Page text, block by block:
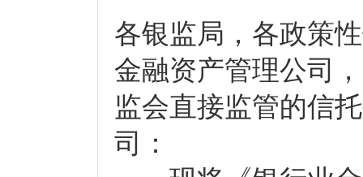
各银监局，各政策
金融资产管理公司
监会直接监管的信
司：